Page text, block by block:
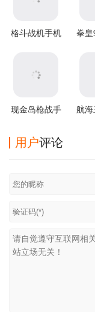
格斗战机手机
拳皇
现金岛枪战手
航海
用户评论